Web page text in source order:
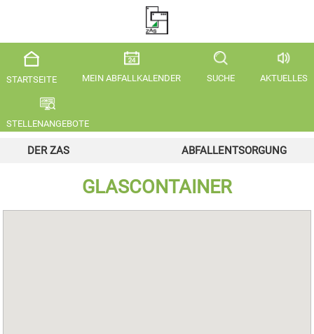
STARTSEITE MEIN ABFALLKALENDER SUCHE AKTUELLES
STELLENANGEBOTE
DER ZAS ABFALLENTSORGUNG
GLASCONTAINER